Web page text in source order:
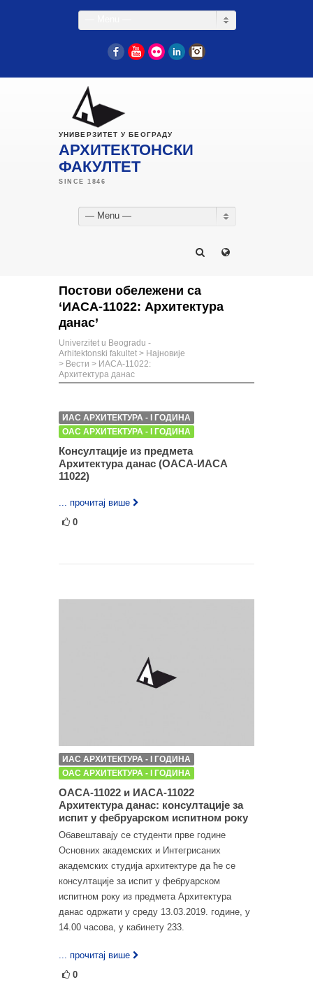
FacebookYouTube
Flickr LinkedIn
УНИВЕРЗИТЕТ У БЕОГРАДУ
АРХИТЕКТОНСКИ
ФАКУЛТЕТ
— Menu —
Постови обележени са
‘ИАСА-11022: Архитектура
данас’
Univerzitet u Beogradu -
Arhitektonski fakultet > Најновије
> Вести > ИАСА-11022:
Архитектура данас
ИАС АРХИТЕКТУРА - I ГОДИНА
ОАС АРХИТЕКТУРА - I ГОДИНА
Консултације из предмета
Архитектура данас (ОАСА-ИАСА
11022)
... прочитај више
0
ИАС АРХИТЕКТУРА - I ГОДИНА
ОАС АРХИТЕКТУРА - I ГОДИНА
ОАСА-11022 и ИАСА-11022
Архитектура данас: консултације за
испит у фебруарском испитном року
Обавештавају се студенти прве године
Основних академских и Интегрисаних
академских студија архитектуре да ће се
консултације за испит у фебруарском
испитном року из предмета Архитектура
данас одржати у среду 13.03.2019. године, у
14.00 часова, у кабинету 233.
... прочитај више
0